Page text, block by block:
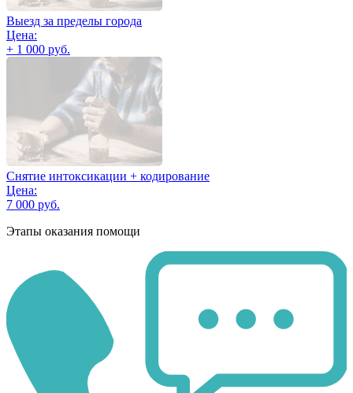
Выезд за пределы города
Цена:
+ 1 000 руб.
Снятие интоксикации + кодирование
Цена:
7 000 руб.
Этапы оказания помощи